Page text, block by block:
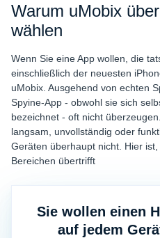
Warum uMobix
wählen
Wenn Sie eine App wollen, die
einschließlich der neuesten
uMobix. Ausgehend von echten
Spyine-App - obwohl sie sich
bezeichnet - oft nicht
langsam, unvollständig oder
Geräten überhaupt nicht. Hier
Bereichen übertrifft
Sie wollen einen
auf jedem